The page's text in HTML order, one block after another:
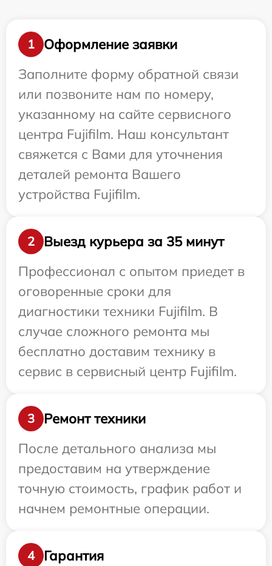
1
Оформление заявки
Заполните форму обратной связи
или позвоните нам по номеру,
указанному на сайте сервисного
центра Fujifilm. Наш консультант
свяжется с Вами для уточнения
деталей ремонта Вашего
устройства Fujifilm.
2
Выезд курьера за 35 минут
Профессионал с опытом приедет в
оговоренные сроки для
диагностики техники Fujifilm. В
случае сложного ремонта мы
бесплатно доставим технику в
сервис в сервисный центр Fujifilm.
3
Ремонт техники
После детального анализа мы
предоставим на утверждение
точную стоимость, график работ и
начнем ремонтные операции.
4 Гарантия